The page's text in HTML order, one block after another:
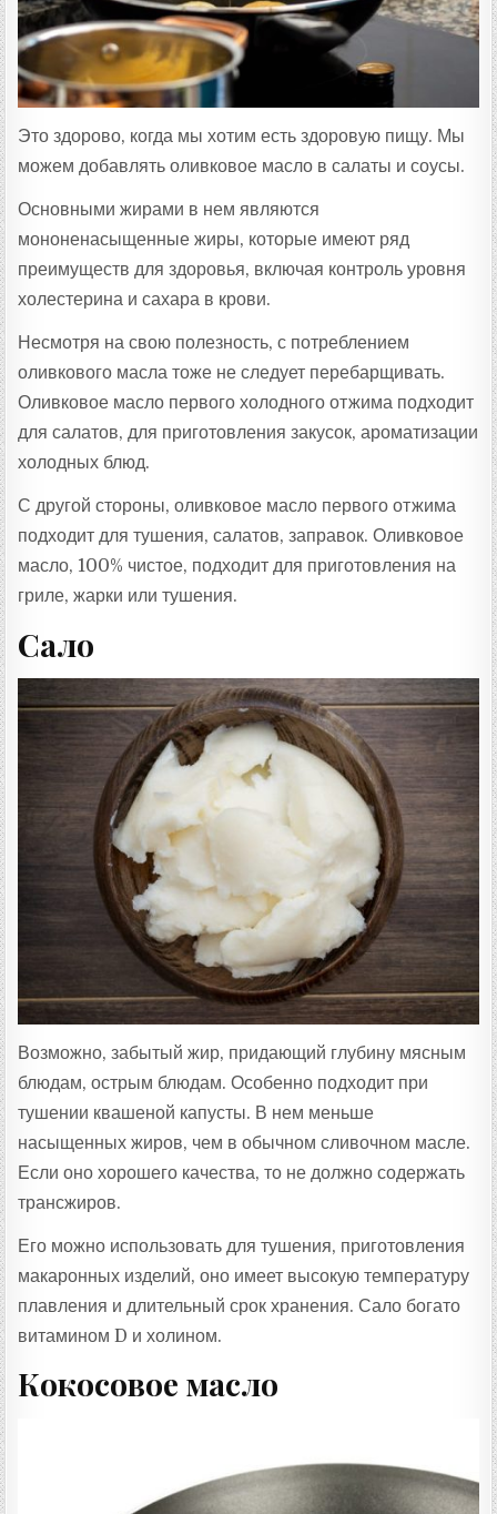
Это здорово, когда мы хотим есть здоровую пищу. Мы
можем добавлять оливковое масло в салаты и соусы.
Основными жирами в нем являются
мононенасыщенные жиры, которые имеют ряд
преимуществ для здоровья, включая контроль уровня
холестерина и сахара в крови.
Несмотря на свою полезность, с потреблением
оливкового масла тоже не следует перебарщивать.
Оливковое масло первого холодного отжима подходит
для салатов, для приготовления закусок, ароматизации
холодных блюд.
С другой стороны, оливковое масло первого отжима
подходит для тушения, салатов, заправок. Оливковое
масло, 100% чистое, подходит для приготовления на
гриле, жарки или тушения.
Сало
Возможно, забытый жир, придающий глубину мясным
блюдам, острым блюдам. Особенно подходит при
тушении квашеной капусты. В нем меньше
насыщенных жиров, чем в обычном сливочном масле.
Если оно хорошего качества, то не должно содержать
трансжиров.
Его можно использовать для тушения, приготовления
макаронных изделий, оно имеет высокую температуру
плавления и длительный срок хранения. Сало богато
витамином D и холином.
Кокосовое масло